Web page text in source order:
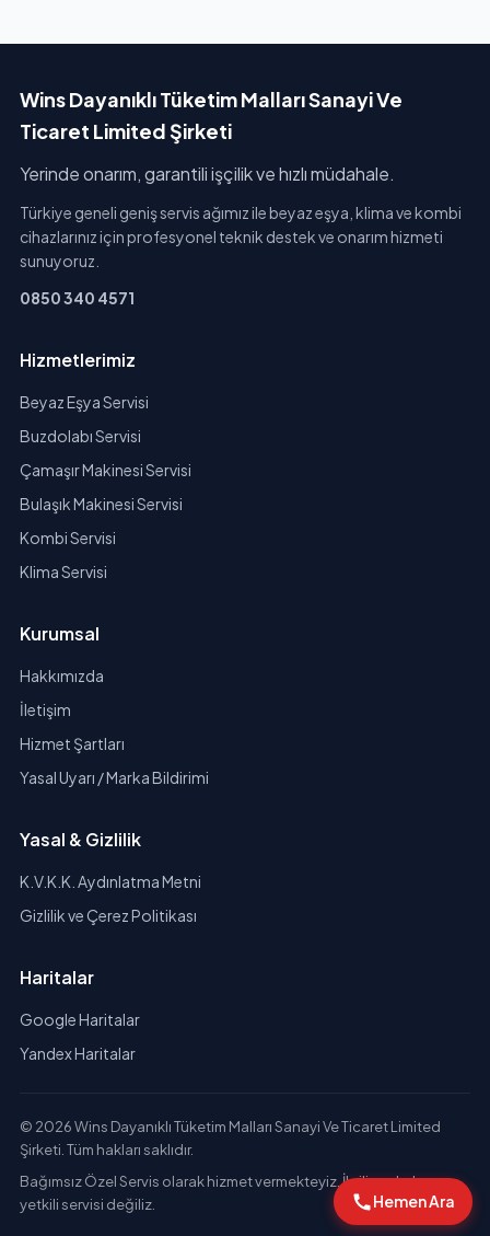
Wins Dayanıklı Tüketim Malları Sanayi Ve
Ticaret Limited Şirketi
Yerinde onarım, garantili işçilik ve hızlı müdahale.
Türkiye geneli geniş servis ağımız ile beyaz eşya, klima ve kombi
cihazlarınız için profesyonel teknik destek ve onarım hizmeti
sunuyoruz.
0850 340 4571
Hizmetlerimiz
Beyaz Eşya Servisi
Buzdolabı Servisi
Çamaşır Makinesi Servisi
Bulaşık Makinesi Servisi
Kombi Servisi
Klima Servisi
Kurumsal
Hakkımızda
İletişim
Hizmet Şartları
Yasal Uyarı / Marka Bildirimi
Yasal & Gizlilik
K.V.K.K. Aydınlatma Metni
Gizlilik ve Çerez Politikası
Haritalar
Google Haritalar
Yandex Haritalar
© 2026 Wins Dayanıklı Tüketim Malları Sanayi Ve Ticaret Limited
Şirketi. Tüm hakları saklıdır.
Bağımsız Özel Servis olarak hizmet vermekteyiz. İlgili markaların
yetkili servisi değiliz.
Hemen Ara